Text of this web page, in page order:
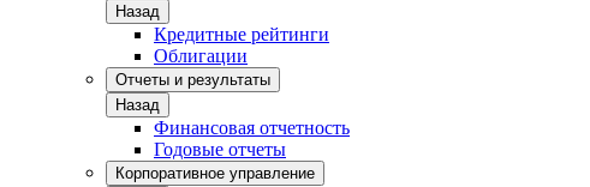
Назад
Кредитные рейтинги
Облигации
Отчеты и результаты
Назад
Финансовая отчетность
Годовые отчеты
Корпоративное управление